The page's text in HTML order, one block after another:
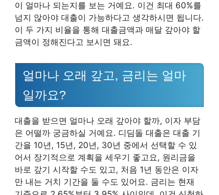
이 얼마나 되는지를 보는 거예요. 이건 최대 60%를
넘지 않아야 대출이 가능하다고 생각하시면 됩니다.
이 두 가지 비율을 통해 대출금액과 매달 갚아야 할
금액이 정해진다고 보시면 돼요.
얼마나 오래 갚고, 금리는 얼마
일까요?
대출을 받으면 얼마나 오래 갚아야 할까, 이자 부담
은 어떨까 궁금하실 거예요. 디딤돌 대출은 대출 기
간을 10년, 15년, 20년, 30년 중에서 선택할 수 있
어서 장기적으로 계획을 세우기 좋고요, 원리금을
바로 갚기 시작할 수도 있고, 처음 1년 동안은 이자
만 내는 거치 기간을 둘 수도 있어요. 금리는 현재